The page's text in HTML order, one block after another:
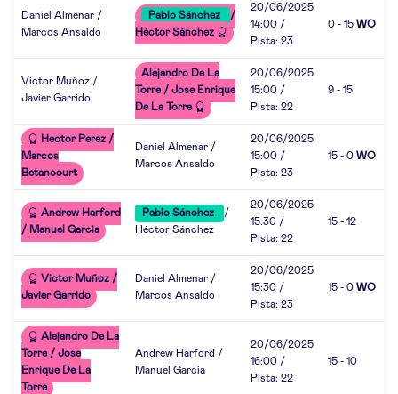
Daniel Almenar /
Marcos Ansaldo
Pablo Sánchez
/
Héctor Sánchez
20/06/2025
14:00 /
Pista: 23
0 - 15 WO
Victor Muñoz /
Javier Garrido
Alejandro De La
Torre / Jose Enrique
De La Torre
20/06/2025
15:00 /
Pista: 22
9 - 15
Hector Perez /
Marcos
Betancourt
Daniel Almenar /
Marcos Ansaldo
20/06/2025
15:00 /
Pista: 23
15 - 0 WO
Andrew Harford
/ Manuel Garcia
Pablo Sánchez
/
Héctor Sánchez
20/06/2025
15:30 /
Pista: 22
15 - 12
Victor Muñoz /
Javier Garrido
Daniel Almenar /
Marcos Ansaldo
20/06/2025
15:30 /
Pista: 23
15 - 0 WO
Alejandro De La
Torre / Jose
Enrique De La
Torre
Andrew Harford /
Manuel Garcia
20/06/2025
16:00 /
Pista: 22
15 - 10